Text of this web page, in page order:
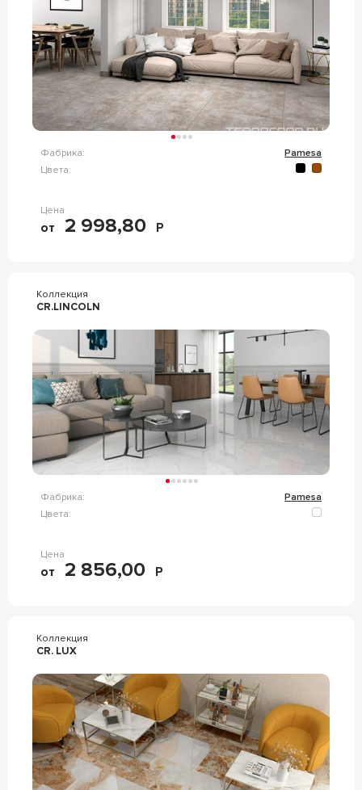
Фабрика:
Pamesa
Цвета:
Цена
от 2 998,80 Р
Коллекция
CR.LINCOLN
Фабрика:
Pamesa
Цвета:
Цена
от 2 856,00 Р
Коллекция
CR. LUX